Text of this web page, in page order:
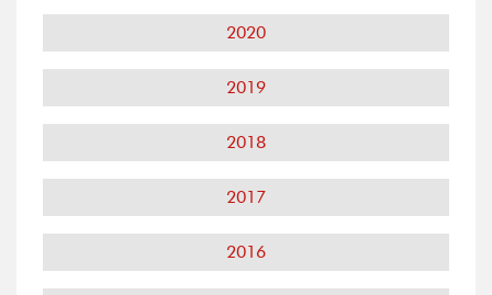
2020
2019
2018
2017
2016